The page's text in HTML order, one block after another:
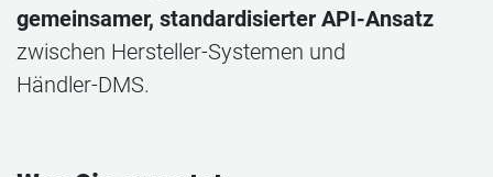
gemeinsamer, standardisierter API‑Ansatz
zwischen Hersteller‑Systemen und
Händler‑DMS.